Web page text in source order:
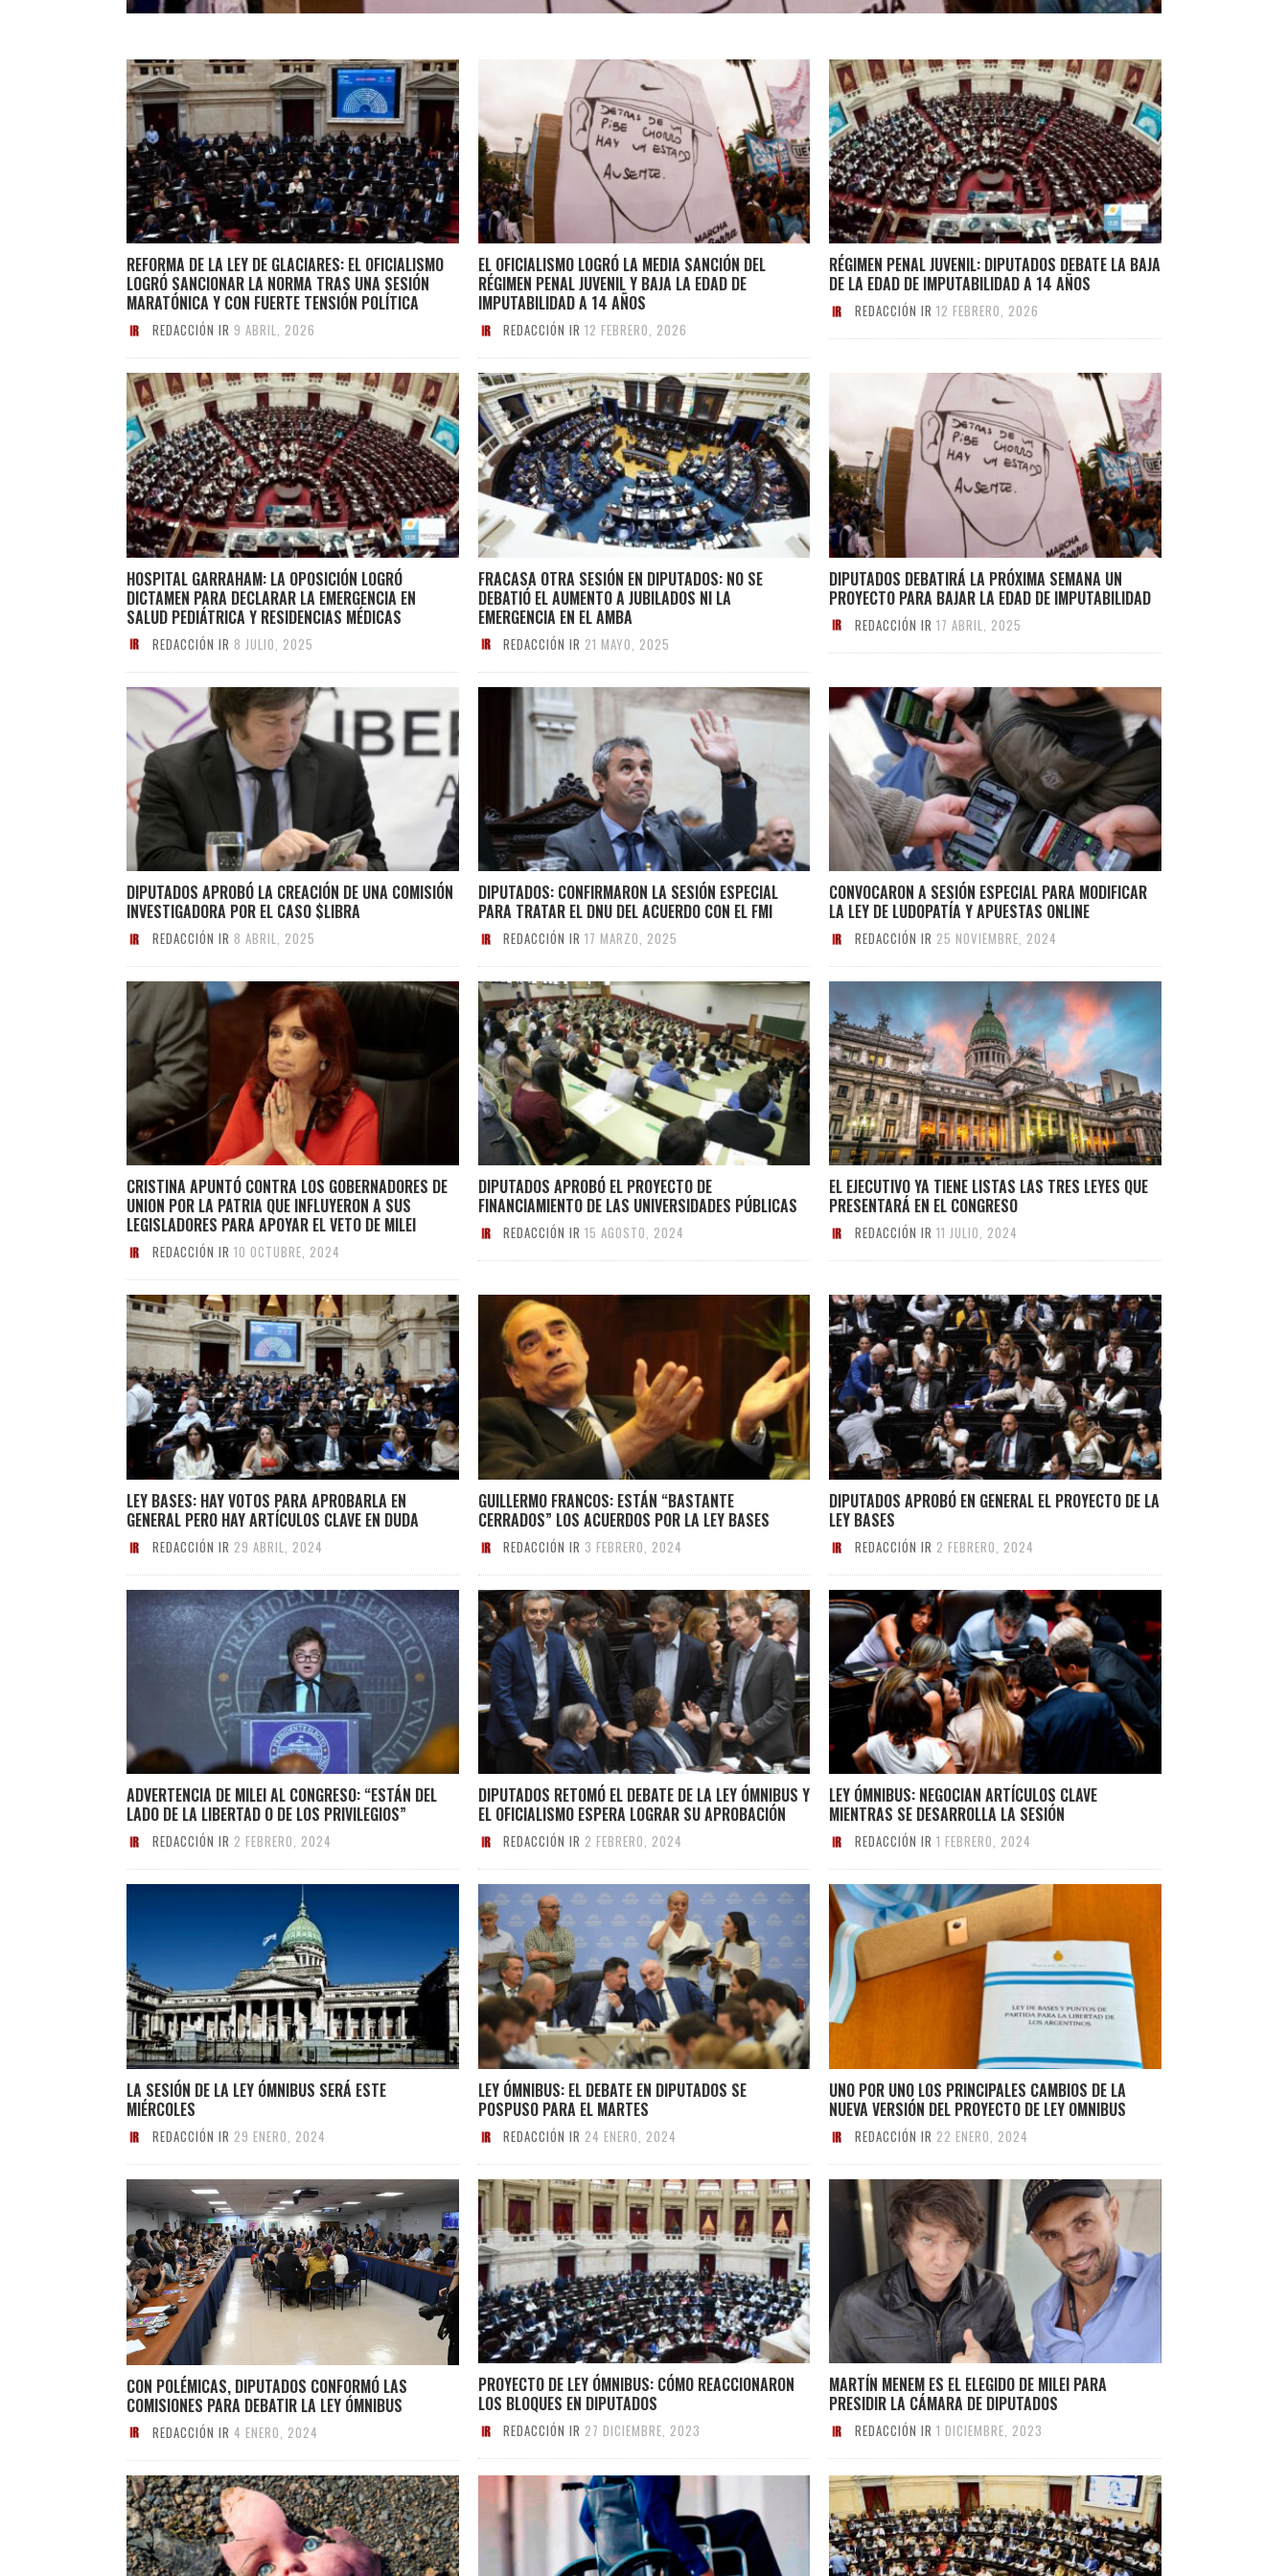
REFORMA DE LA LEY DE GLACIARES: EL OFICIALISMO
LOGRÓ SANCIONAR LA NORMA TRAS UNA SESIÓN
MARATÓNICA Y CON FUERTE TENSIÓN POLÍTICA
REDACCIÓN IR 9 ABRIL, 2026
EL OFICIALISMO LOGRÓ LA MEDIA SANCIÓN DEL
RÉGIMEN PENAL JUVENIL Y BAJA LA EDAD DE
IMPUTABILIDAD A 14 AÑOS
REDACCIÓN IR 12 FEBRERO, 2026
RÉGIMEN PENAL JUVENIL: DIPUTADOS DEBATE LA BAJA
DE LA EDAD DE IMPUTABILIDAD A 14 AÑOS
REDACCIÓN IR 12 FEBRERO, 2026
HOSPITAL GARRAHAM: LA OPOSICIÓN LOGRÓ
DICTAMEN PARA DECLARAR LA EMERGENCIA EN
SALUD PEDIÁTRICA Y RESIDENCIAS MÉDICAS
REDACCIÓN IR 8 JULIO, 2025
FRACASA OTRA SESIÓN EN DIPUTADOS: NO SE
DEBATIÓ EL AUMENTO A JUBILADOS NI LA
EMERGENCIA EN EL AMBA
REDACCIÓN IR 21 MAYO, 2025
DIPUTADOS DEBATIRÁ LA PRÓXIMA SEMANA UN
PROYECTO PARA BAJAR LA EDAD DE IMPUTABILIDAD
REDACCIÓN IR 17 ABRIL, 2025
DIPUTADOS APROBÓ LA CREACIÓN DE UNA COMISIÓN
INVESTIGADORA POR EL CASO $LIBRA
REDACCIÓN IR 8 ABRIL, 2025
DIPUTADOS: CONFIRMARON LA SESIÓN ESPECIAL
PARA TRATAR EL DNU DEL ACUERDO CON EL FMI
REDACCIÓN IR 17 MARZO, 2025
CONVOCARON A SESIÓN ESPECIAL PARA MODIFICAR
LA LEY DE LUDOPATÍA Y APUESTAS ONLINE
REDACCIÓN IR 25 NOVIEMBRE, 2024
CRISTINA APUNTÓ CONTRA LOS GOBERNADORES DE
UNION POR LA PATRIA QUE INFLUYERON A SUS
LEGISLADORES PARA APOYAR EL VETO DE MILEI
REDACCIÓN IR 10 OCTUBRE, 2024
DIPUTADOS APROBÓ EL PROYECTO DE
FINANCIAMIENTO DE LAS UNIVERSIDADES PÚBLICAS
REDACCIÓN IR 15 AGOSTO, 2024
EL EJECUTIVO YA TIENE LISTAS LAS TRES LEYES QUE
PRESENTARÁ EN EL CONGRESO
REDACCIÓN IR 11 JULIO, 2024
LEY BASES: HAY VOTOS PARA APROBARLA EN
GENERAL PERO HAY ARTÍCULOS CLAVE EN DUDA
REDACCIÓN IR 29 ABRIL, 2024
GUILLERMO FRANCOS: ESTÁN “BASTANTE
CERRADOS” LOS ACUERDOS POR LA LEY BASES
REDACCIÓN IR 3 FEBRERO, 2024
DIPUTADOS APROBÓ EN GENERAL EL PROYECTO DE LA
LEY BASES
REDACCIÓN IR 2 FEBRERO, 2024
ADVERTENCIA DE MILEI AL CONGRESO: “ESTÁN DEL
LADO DE LA LIBERTAD O DE LOS PRIVILEGIOS”
REDACCIÓN IR 2 FEBRERO, 2024
DIPUTADOS RETOMÓ EL DEBATE DE LA LEY ÓMNIBUS Y
EL OFICIALISMO ESPERA LOGRAR SU APROBACIÓN
REDACCIÓN IR 2 FEBRERO, 2024
LEY ÓMNIBUS: NEGOCIAN ARTÍCULOS CLAVE
MIENTRAS SE DESARROLLA LA SESIÓN
REDACCIÓN IR 1 FEBRERO, 2024
LA SESIÓN DE LA LEY ÓMNIBUS SERÁ ESTE
MIÉRCOLES
REDACCIÓN IR 29 ENERO, 2024
LEY ÓMNIBUS: EL DEBATE EN DIPUTADOS SE
POSPUSO PARA EL MARTES
REDACCIÓN IR 24 ENERO, 2024
UNO POR UNO LOS PRINCIPALES CAMBIOS DE LA
NUEVA VERSIÓN DEL PROYECTO DE LEY OMNIBUS
REDACCIÓN IR 22 ENERO, 2024
CON POLÉMICAS, DIPUTADOS CONFORMÓ LAS
COMISIONES PARA DEBATIR LA LEY ÓMNIBUS
REDACCIÓN IR 4 ENERO, 2024
PROYECTO DE LEY ÓMNIBUS: CÓMO REACCIONARON
LOS BLOQUES EN DIPUTADOS
REDACCIÓN IR 27 DICIEMBRE, 2023
MARTÍN MENEM ES EL ELEGIDO DE MILEI PARA
PRESIDIR LA CÁMARA DE DIPUTADOS
REDACCIÓN IR 1 DICIEMBRE, 2023